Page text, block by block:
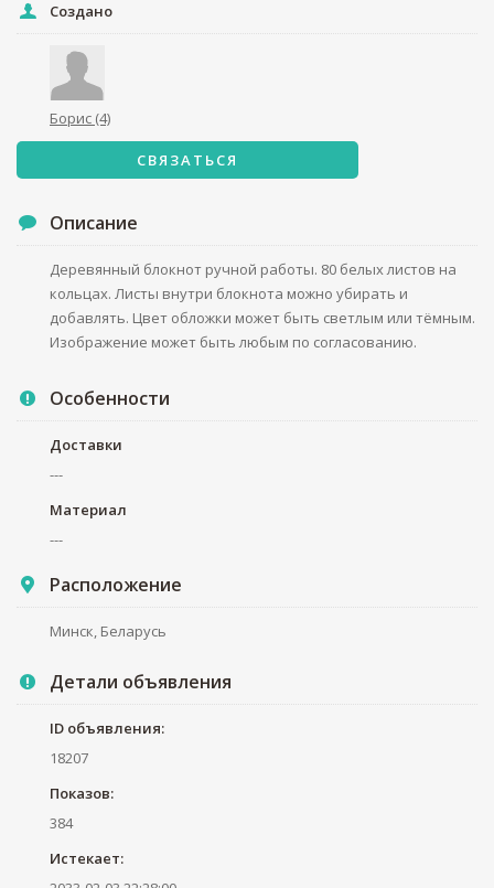
Создано
Борис (4)
СВЯЗАТЬСЯ
Описание
Деревянный блокнот ручной работы. 80 белых листов на
кольцах. Листы внутри блокнота можно убирать и
добавлять. Цвет обложки может быть светлым или тёмным.
Изображение может быть любым по согласованию.
Особенности
Доставки
---
Материал
---
Расположение
Минск, Беларусь
Детали объявления
ID объявления:
18207
Показов:
384
Истекает: